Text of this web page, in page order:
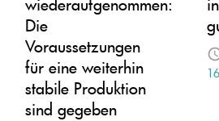
Die
Voraussetzungen
für eine weiterhin
stabile Produktion
sind gegeben